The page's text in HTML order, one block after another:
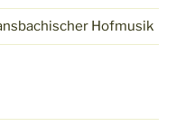
Hofmusik